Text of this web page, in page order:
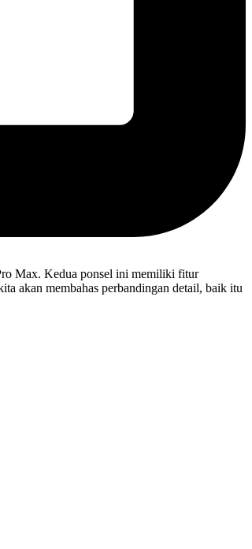
Max. Kedua ponsel ini memiliki fitur
akan membahas perbandingan detail, baik itu